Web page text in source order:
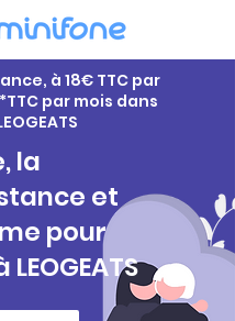
à 18€ TTC par
par mois dans
la
et
pour